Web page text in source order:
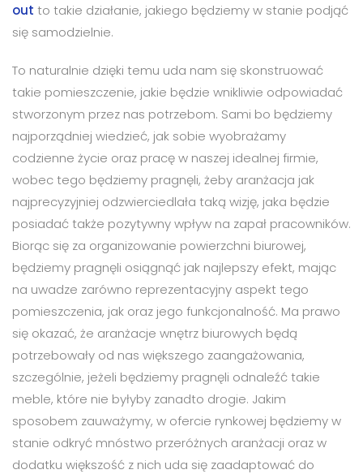
out to takie działanie, jakiego będziemy w stanie podjąć
się samodzielnie.
To naturalnie dzięki temu uda nam się skonstruować
takie pomieszczenie, jakie będzie wnikliwie odpowiadać
stworzonym przez nas potrzebom. Sami bo będziemy
najporządniej wiedzieć, jak sobie wyobrażamy
codzienne życie oraz pracę w naszej idealnej firmie,
wobec tego będziemy pragnęli, żeby aranżacja jak
najprecyzyjniej odzwierciedlała taką wizję, jaka będzie
posiadać także pozytywny wpływ na zapał pracowników.
Biorąc się za organizowanie powierzchni biurowej,
będziemy pragnęli osiągnąć jak najlepszy efekt, mając
na uwadze zarówno reprezentacyjny aspekt tego
pomieszczenia, jak oraz jego funkcjonalność. Ma prawo
się okazać, że aranżacje wnętrz biurowych będą
potrzebowały od nas większego zaangażowania,
szczególnie, jeżeli będziemy pragnęli odnaleźć takie
meble, które nie byłyby zanadto drogie. Jakim
sposobem zauważymy, w ofercie rynkowej będziemy w
stanie odkryć mnóstwo przeróżnych aranżacji oraz w
dodatku większość z nich uda się zaadaptować do